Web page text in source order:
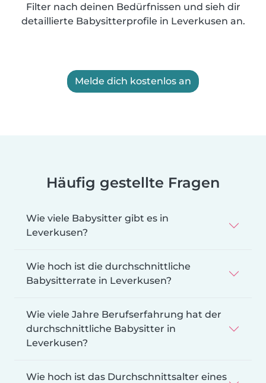
Filter nach deinen Bedürfnissen und sieh dir
detaillierte Babysitterprofile in Leverkusen an.
Melde dich kostenlos an
Häufig gestellte Fragen
Wie viele Babysitter gibt es in
Leverkusen?
Wie hoch ist die durchschnittliche
Babysitterrate in Leverkusen?
Wie viele Jahre Berufserfahrung hat der
durchschnittliche Babysitter in
Leverkusen?
Wie hoch ist das Durchschnittsalter eines